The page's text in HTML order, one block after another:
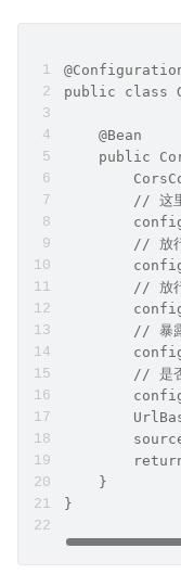
public class
    @Bean
public
// 这里
// 放
// 放
// 暴
// 是
    }
}